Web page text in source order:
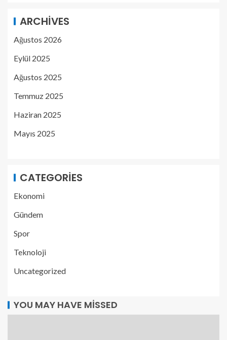
ARCHIVES
Ağustos 2026
Eylül 2025
Ağustos 2025
Temmuz 2025
Haziran 2025
Mayıs 2025
CATEGORIES
Ekonomi
Gündem
Spor
Teknoloji
Uncategorized
YOU MAY HAVE MISSED